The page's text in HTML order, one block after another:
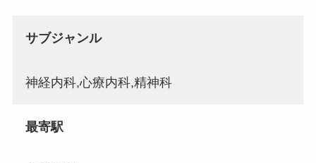
サブジャンル
神経内科,心療内科,精神科
最寄駅